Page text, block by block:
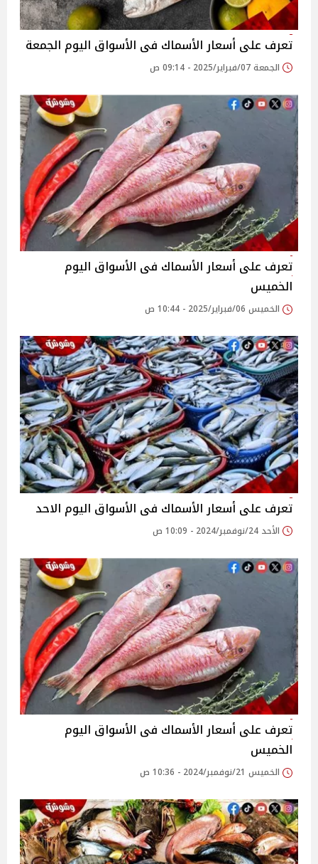
تعرف على أسعار الأسماك فى الأسواق اليوم الجمعة
الجمعة 07/فبراير/2025 - 09:14 ص
تعرف على أسعار الأسماك فى الأسواق اليوم
الخميس
الخميس 06/فبراير/2025 - 10:44 ص
تعرف على أسعار الأسماك فى الأسواق اليوم الاحد
الأحد 24/نوفمبر/2024 - 10:09 ص
تعرف على أسعار الأسماك فى الأسواق اليوم
الخميس
الخميس 21/نوفمبر/2024 - 10:36 ص